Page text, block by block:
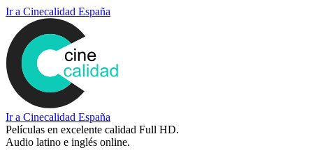
Ir a Cinecalidad España
Ir a Cinecalidad España
Películas en excelente calidad Full HD.
Audio latino e inglés online.